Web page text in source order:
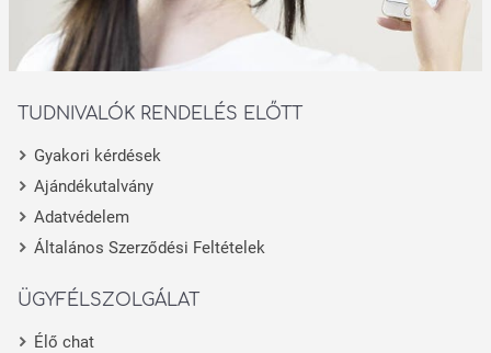
TUDNIVALÓK RENDELÉS ELŐTT
Gyakori kérdések
Ajándékutalvány
Adatvédelem
Általános Szerződési Feltételek
ÜGYFÉLSZOLGÁLAT
Élő chat